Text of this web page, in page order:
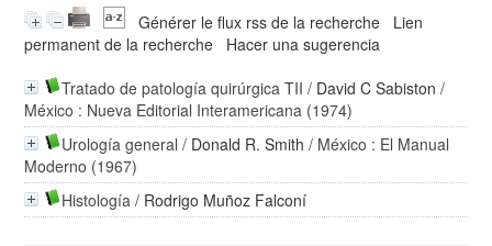
Générer le flux rss de la recherche
Lien
permanent de la recherche
Hacer una sugerencia
Tratado de patología quirúrgica TII / David C Sabiston /
México : Nueva Editorial Interamericana (1974)
Urología general / Donald R. Smith / México : El Manual
Moderno (1967)
Histología / Rodrigo Muñoz Falconí